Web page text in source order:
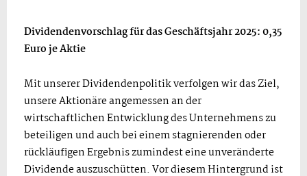
Dividendenvorschlag für das Geschäftsjahr 2025: 0,35
Euro je Aktie
Mit unserer Dividendenpolitik verfolgen wir das Ziel,
unsere Aktionäre angemessen an der
wirtschaftlichen Entwicklung des Unternehmens zu
beteiligen und auch bei einem stagnierenden oder
rückläufigen Ergebnis zumindest eine unveränderte
Dividende auszuschütten. Vor diesem Hintergrund ist